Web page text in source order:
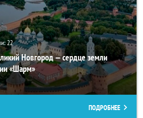
22
Новгород — сердце земли
«Шарм»
ПОДРОБНЕЕ